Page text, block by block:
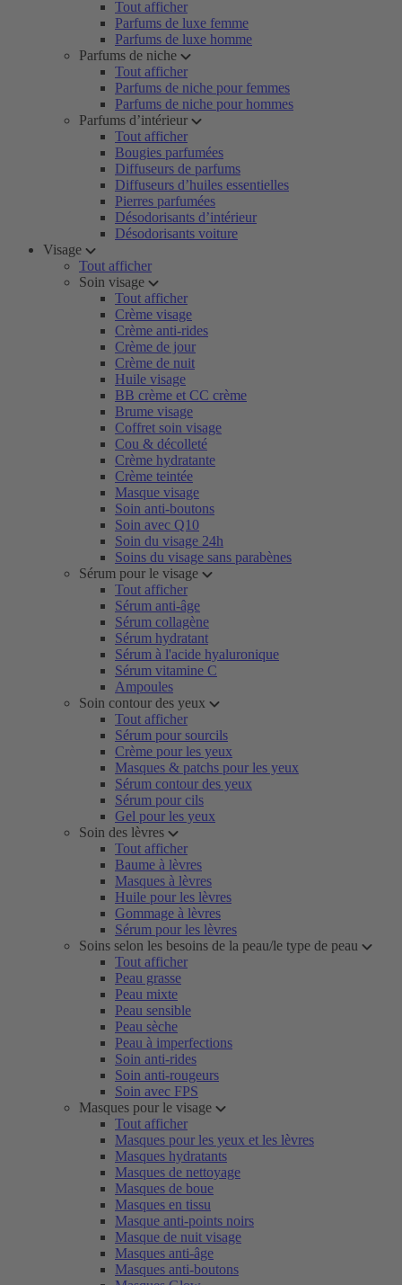
Tout afficher
Parfums de luxe femme
Parfums de luxe homme
Parfums de niche
Tout afficher
Parfums de niche pour femmes
Parfums de niche pour hommes
Parfums d’intérieur
Tout afficher
Bougies parfumées
Diffuseurs de parfums
Diffuseurs d’huiles essentielles
Pierres parfumées
Désodorisants d’intérieur
Désodorisants voiture
Visage
Tout afficher
Soin visage
Tout afficher
Crème visage
Crème anti-rides
Crème de jour
Crème de nuit
Huile visage
BB crème et CC crème
Brume visage
Coffret soin visage
Cou & décolleté
Crème hydratante
Crème teintée
Masque visage
Soin anti-boutons
Soin avec Q10
Soin du visage 24h
Soins du visage sans parabènes
Sérum pour le visage
Tout afficher
Sérum anti-âge
Sérum collagène
Sérum hydratant
Sérum à l'acide hyaluronique
Sérum vitamine C
Ampoules
Soin contour des yeux
Tout afficher
Sérum pour sourcils
Crème pour les yeux
Masques & patchs pour les yeux
Sérum contour des yeux
Sérum pour cils
Gel pour les yeux
Soin des lèvres
Tout afficher
Baume à lèvres
Masques à lèvres
Huile pour les lèvres
Gommage à lèvres
Sérum pour les lèvres
Soins selon les besoins de la peau/le type de peau
Tout afficher
Peau grasse
Peau mixte
Peau sensible
Peau sèche
Peau à imperfections
Soin anti-rides
Soin anti-rougeurs
Soin avec FPS
Masques pour le visage
Tout afficher
Masques pour les yeux et les lèvres
Masques hydratants
Masques de nettoyage
Masques de boue
Masques en tissu
Masque anti-points noirs
Masque de nuit visage
Masques anti-âge
Masques anti-boutons